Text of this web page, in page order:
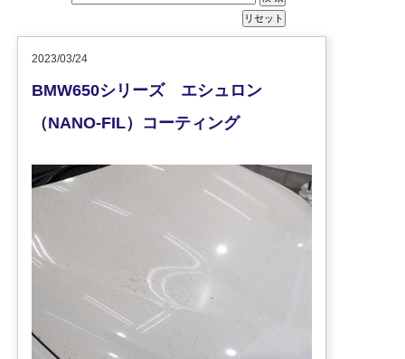
2023/03/24
BMW650シリーズ エシュロン
（NANO-FIL）コーティング